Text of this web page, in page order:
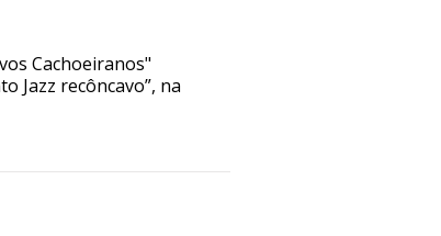
Cachoeiranos"
Jazz recôncavo”, na